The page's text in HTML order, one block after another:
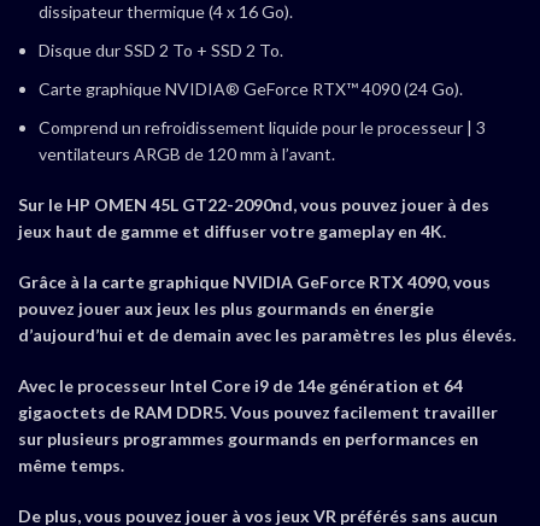
dissipateur thermique (4 x 16 Go).
Disque durSSD 2 To + SSD 2 To.
Carte graphiqueNVIDIA® GeForce RTX™ 4090 (24 Go).
Comprend un refroidissement liquide pour le processeur | 3
ventilateurs ARGB de 120 mm à l’avant.
Sur le HP OMEN 45L GT22-2090nd, vous pouvez jouer à des
jeux haut de gamme et diffuser votre gameplay en 4K.
Grâce à la carte graphique NVIDIA GeForce RTX 4090, vous
pouvez jouer aux jeux les plus gourmands en énergie
d’aujourd’hui et de demain avec les paramètres les plus élevés.
Avec le processeur Intel Core i9 de 14e génération et 64
gigaoctets de RAM DDR5. Vous pouvez facilement travailler
sur plusieurs programmes gourmands en performances en
même temps.
De plus, vous pouvez jouer à vos jeux VR préférés sans aucun